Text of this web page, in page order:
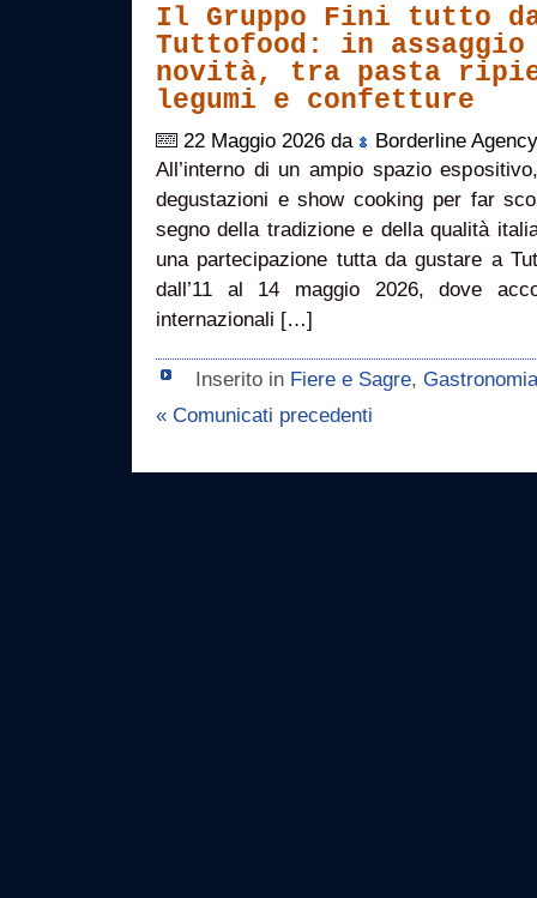
Il Gruppo Fini tutto
Tuttofood: in
novità, tra pasta
legumi e confetture
22 Maggio 2026 da
Borderline Agency
All’interno di un ampio spazio
degustazioni e show cooking per far
segno della tradizione e della qualità
una partecipazione tutta da gustare a
dall’11 al 14 maggio 2026, dove
internazionali […]
Inserito in Fiere e Sagre, Gastronomia
« Comunicati precedenti